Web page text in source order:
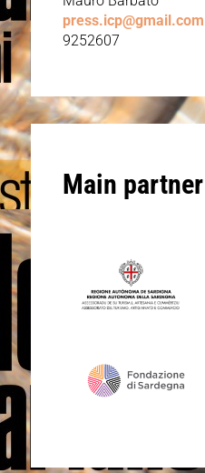
press.icp@gmail.com
9252607
Main partner